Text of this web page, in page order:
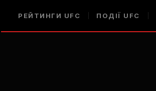
РЕЙТИНГИ UFC ПОДІЇ UFC